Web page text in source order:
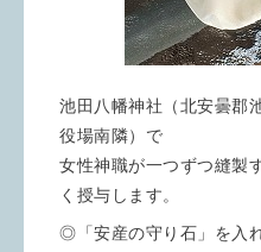
池田八幡神社（北安曇郡
役場南隣）で
女性神職が一つずつ縫製
く授与します。
◎「安産の守り石」を入